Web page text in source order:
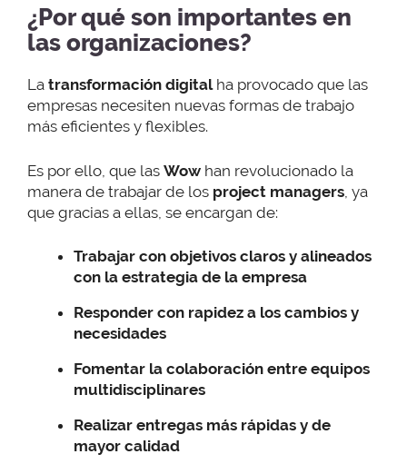
¿Por qué son importantes en
las organizaciones?
La transformación digitalha provocado que las
empresas necesiten nuevas formas de trabajo
más eficientes y flexibles.
Es por ello, que las Wow han revolucionado la
manera de trabajar de los project managers , ya
que gracias a ellas, se encargan de:
Trabajar con objetivos claros y alineados
con la estrategia de la empresa
Responder con rapidez a los cambios y
necesidades
Fomentar la colaboración entre equipos
multidisciplinares
Realizar entregas más rápidas y de
mayor calidad